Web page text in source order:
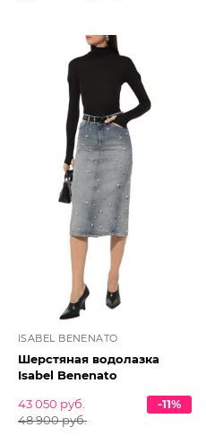
ISABEL BENENATO
Шерстяная водолазка
Isabel Benenato
43 050 руб.
48 900 руб.
-11%